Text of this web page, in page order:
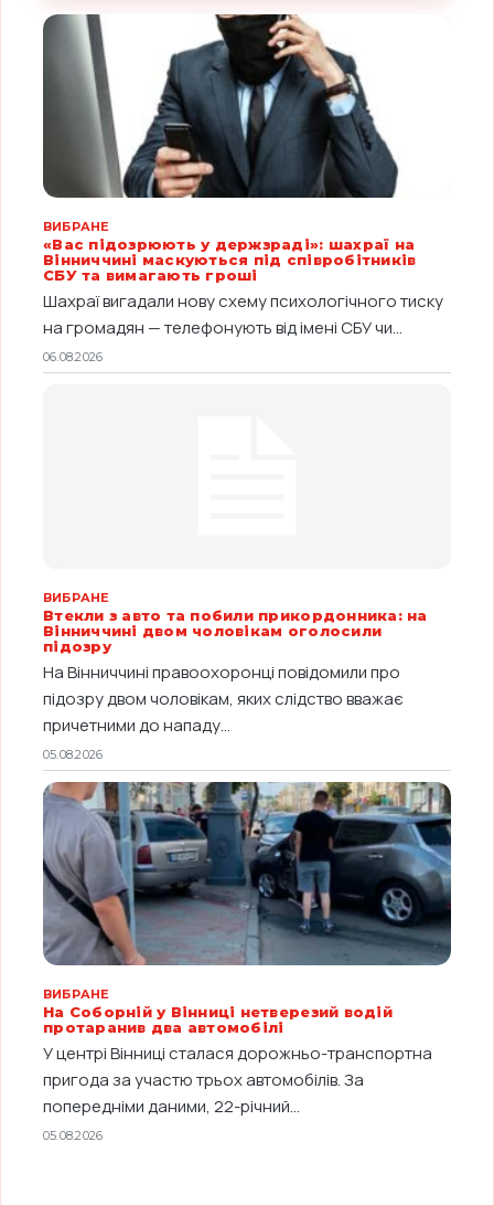
ВИБРАНЕ
«Вас підозрюють у держзраді»: шахраї на
Вінниччині маскуються під співробітників
СБУ та вимагають гроші
Шахраї вигадали нову схему психологічного тиску
на громадян — телефонують від імені СБУ чи...
06.08.2026
ВИБРАНЕ
Втекли з авто та побили прикордонника: на
Вінниччині двом чоловікам оголосили
підозру
На Вінниччині правоохоронці повідомили про
підозру двом чоловікам, яких слідство вважає
причетними до нападу...
05.08.2026
ВИБРАНЕ
На Соборній у Вінниці нетверезий водій
протаранив два автомобілі
У центрі Вінниці сталася дорожньо-транспортна
пригода за участю трьох автомобілів. За
попередніми даними, 22-річний...
05.08.2026